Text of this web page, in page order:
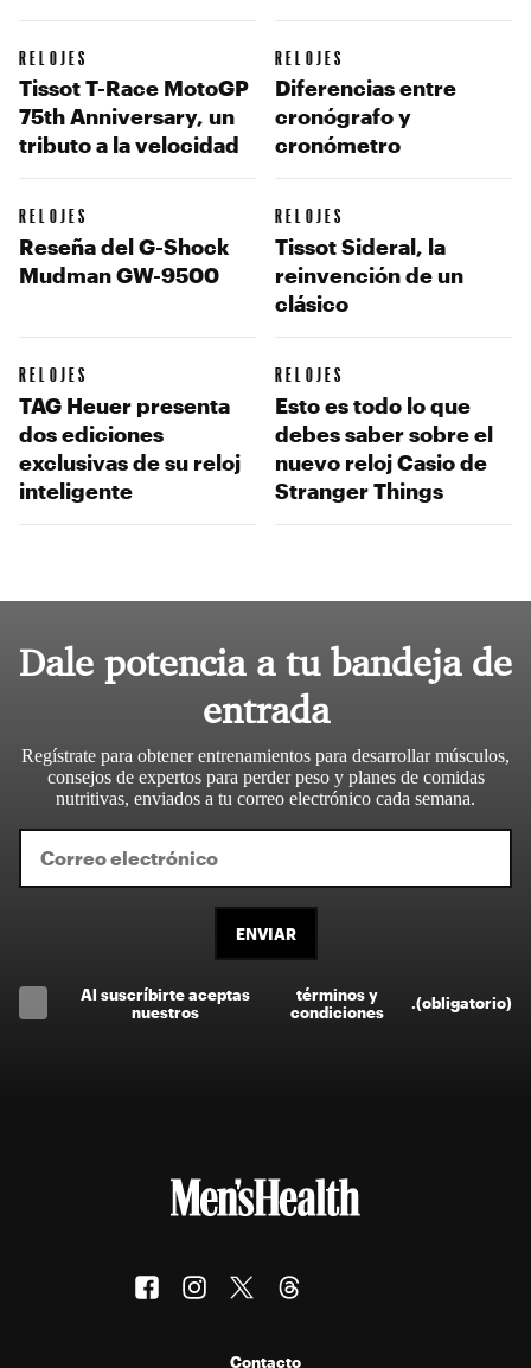
RELOJES
Tissot T-Race MotoGP
75th Anniversary, un
tributo a la velocidad
RELOJES
Diferencias entre
cronógrafo y
cronómetro
RELOJES
Reseña del G-Shock
Mudman GW-9500
RELOJES
Tissot Sideral, la
reinvención de un
clásico
RELOJES
TAG Heuer presenta
dos ediciones
exclusivas de su reloj
inteligente
RELOJES
Esto es todo lo que
debes saber sobre el
nuevo reloj Casio de
Stranger Things
Dale potencia a tu bandeja de
entrada
Regístrate para obtener entrenamientos para desarrollar músculos,
consejos de expertos para perder peso y planes de comidas
nutritivas, enviados a tu correo electrónico cada semana.
ENVIAR
Al suscríbirte aceptas
nuestros
términos y
condiciones
.(obligatorio)
Contacto